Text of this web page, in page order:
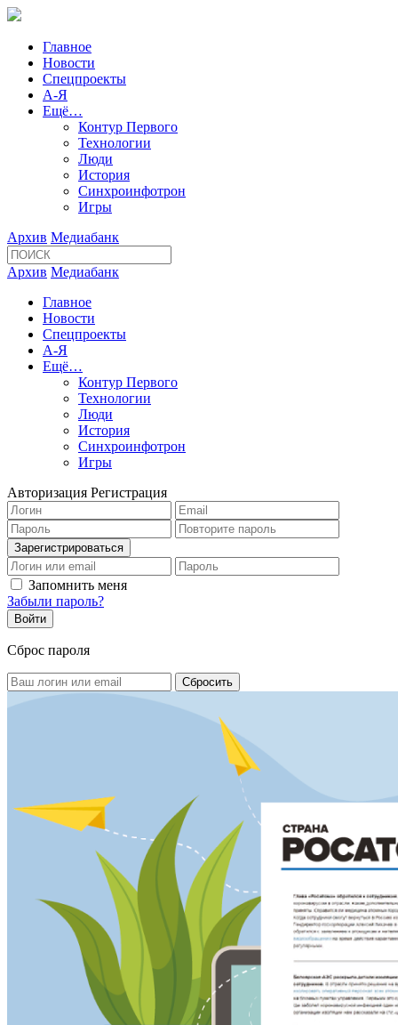
Главное
Новости
Спецпроекты
А-Я
Ещё…
Контур Первого
Технологии
Люди
История
Синхроинфотрон
Игры
Архив Медиабанк
Архив Медиабанк
Главное
Новости
Спецпроекты
А-Я
Ещё…
Контур Первого
Технологии
Люди
История
Синхроинфотрон
Игры
Авторизация Регистрация
Запомнить меня
Забыли пароль?
Сброс пароля